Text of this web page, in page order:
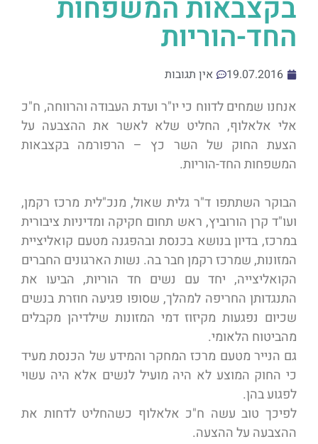
בקצבאות המשפחות
החד-הוריות
19.07.2016 אין תגובות
אנחנו שמחים לדווח כי יו"ר ועדת העבודה והרווחה, ח"כ
אלי אלאלוף, החליט שלא לאשר את ההצבעה על
הצעת החוק של השר כץ – הרפורמה בקצבאות
המשפחות החד-הוריות.
הבוקר השתתפו ד"ר גלית שאול, מנכ"לית מרכז רקמן,
ועו"ד קרן הורוביץ, ראש תחום חקיקה ומדיניות ציבורית
במרכז, בדיון בנושא בכנסת ובהפגנה מטעם קואליציית
המזונות, שמרכז רקמן חבר בה. נשות הארגונים החברים
הקואליצייה, יחד עם נשים חד הוריות, הביעו את
התנגדותן החריפה למהלך, שסופו פגיעה חוזרת בנשים
שכיום נפגעות מקיזוז דמי המזונות שילדיהן מקבלים
מהביטוח הלאומי.
גם הנייר מטעם מרכז המחקר והמידע של הכנסת מעיד
כי החוק המוצע לא היה מועיל לנשים אלא היה עשוי
לפגוע בהן.
לפיכך טוב עשה ח"כ אלאלוף כשהחליט לדחות את
ההצבעה על ההצעה.